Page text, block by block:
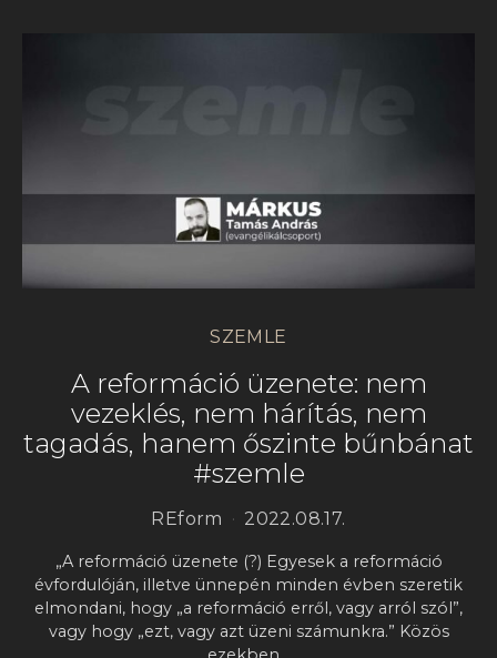
SZEMLE
A reformáció üzenete: nem
vezeklés, nem hárítás, nem
tagadás, hanem őszinte bűnbánat
#szemle
REform 2022.08.17.
„A reformáció üzenete (?) Egyesek a reformáció
évfordulóján, illetve ünnepén minden évben szeretik
elmondani, hogy „a reformáció erről, vagy arról szól”,
vagy hogy „ezt, vagy azt üzeni számunkra.” Közös